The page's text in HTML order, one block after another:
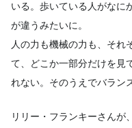
いる。 歩いている人がなに
が違うみたいに。
人の力も機械の力も、それ
て、
どこか一部分だけを見
れない。そのうえでバラン
リリー・フランキーさんが、